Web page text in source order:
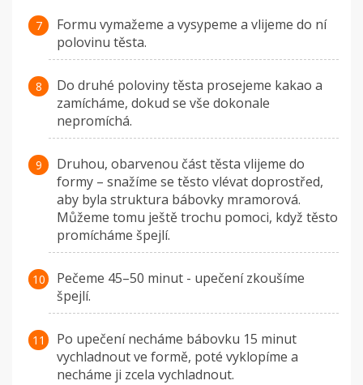
Formu vymažeme a vysypeme a vlijeme do ní
polovinu těsta.
Do druhé poloviny těsta prosejeme kakao a
zamícháme, dokud se vše dokonale
nepromíchá.
Druhou, obarvenou část těsta vlijeme do
formy – snažíme se těsto vlévat doprostřed,
aby byla struktura bábovky mramorová.
Můžeme tomu ještě trochu pomoci, když těsto
promícháme špejlí.
Pečeme 45–50 minut - upečení zkoušíme
špejlí.
Po upečení necháme bábovku 15 minut
vychladnout ve formě, poté vyklopíme a
necháme ji zcela vychladnout.